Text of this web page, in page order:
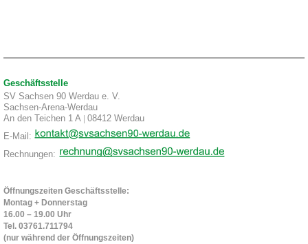
Geschäftsstelle
SV Sachsen 90 Werdau e. V.
Sachsen-Arena-Werdau
An den Teichen 1 A | 08412 Werdau
E-Mail:
Rechnungen:
Öffnungszeiten Geschäftsstelle:
Montag + Donnerstag
16.00 – 19.00 Uhr
Tel. 03761.711794
(nur während der Öffnungszeiten)